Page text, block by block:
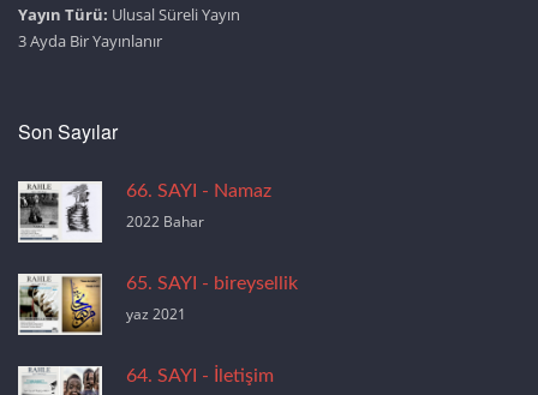
Yayın Türü: Ulusal Süreli Yayın
3 Ayda Bir Yayınlanır
Son Sayılar
66. SAYI - Namaz
2022 Bahar
65. SAYI - bireysellik
yaz 2021
64. SAYI - İletişim